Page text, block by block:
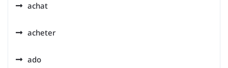
achat
acheter
ado